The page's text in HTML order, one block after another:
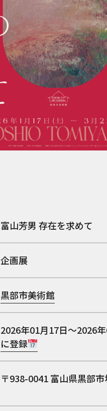
富山芳男 存在を求めて
企画展
黒部市美術館
2026年01月17日～2026
に登録
938-0041 富山県黒部